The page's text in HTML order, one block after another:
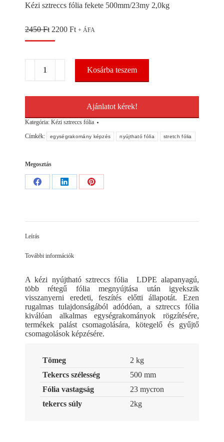
Kézi sztreccs fólia fekete 500mm/23my 2,0kg
2450Ft Original
2200 FtCurrent
+ ÁFA
sztreccs
fólia
500mm/23my
mennyiség
Kosárba teszem
Ajánlatot kérek!
Kategória: Kézi sztreccs fólia
Címkék:
egységrakomány képzés nyújtható fólia stretch fólia
Megosztás
Share
Share
Share
Leírás
További információk
A kézi nyújtható sztreccs fólia LDPE alapanyagú,
több rétegű fólia megnyújtása után igyekszik
visszanyerni eredeti, feszítés előtti állapotát. Ezen
rugalmas tulajdonságából adódóan, a sztreccs fólia
kiválóan alkalmas egységrakományok rögzítésére,
termékek palást csomagolására, kötegelő és gyűjtő
csomagolások képzésére.
Tömeg
2 kg
Tekercs szélesség
500 mm
Fólia vastagság
23 mycron
tekercs súly
2kg